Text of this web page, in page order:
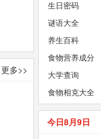
更多>>
生日密码
谜语大全
养生百科
食物营养成分
大学查询
食物相克大全
今日8月9日